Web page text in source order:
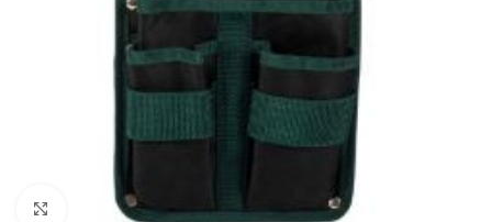
Kliknite za uvećanje